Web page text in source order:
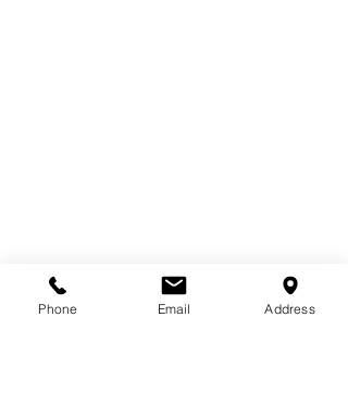
ブランディング CIVIロゴ
Phone Email Address